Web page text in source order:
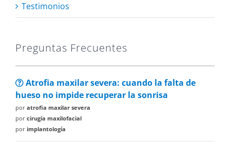
Testimonios
Preguntas Frecuentes
Atrofia maxilar severa: cuando la falta de
hueso no impide recuperar la sonrisa
por atrofia maxilar severa
por cirugía maxilofacial
por implantología